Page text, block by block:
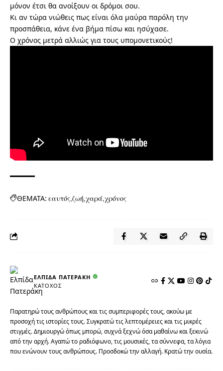
μόνον έτσι θα ανοίξουν οι δρόμοι σου.
Κι αν τώρα νιώθεις πως είναι όλα μαύρα παρόλη την
προσπάθεια, κάνε ένα βήμα πίσω και ησύχασε.
Ο χρόνος μετρά αλλιώς για τους υπομονετικούς!
ΘΕΜΑΤΑ: εαυτός ζωή χαρά χρόνος
ΕΛΠΊΔΑ ΠΑΤΕΡΆΚΗ
ΚΆΤΟΧΟΣ
Παρατηρώ τους ανθρώπους και τις συμπεριφορές τους, ακούω με
προσοχή τις ιστορίες τους. Συγκρατώ τις λεπτομέρειες και τις μικρές
στιγμές. Δημιουργώ όπως μπορώ, συχνά ξεχνώ όσα μαθαίνω και ξεκινώ
από την αρχή. Αγαπώ το ραδιόφωνο, τις μουσικές, τα σύννεφα, τα λόγια
που ενώνουν τους ανθρώπους. Προσδοκώ την αλλαγή. Κρατώ την ουσία.